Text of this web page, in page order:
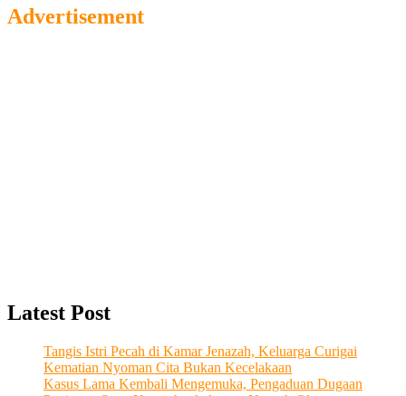
Advertisement
Latest Post
Tangis Istri Pecah di Kamar Jenazah, Keluarga Curigai
Kematian Nyoman Cita Bukan Kecelakaan
Kasus Lama Kembali Mengemuka, Pengaduan Dugaan